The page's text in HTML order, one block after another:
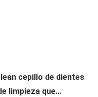
cepillo de dientes
limpieza que...